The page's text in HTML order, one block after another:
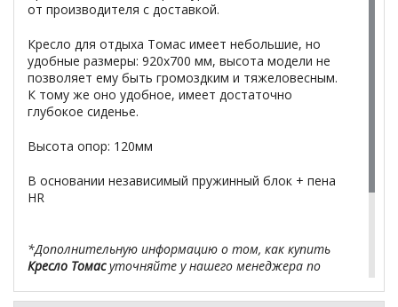
от производителя с доставкой.
Кресло для отдыха Томас имеет небольшие, но
удобные размеры: 920х700 мм, высота модели не
позволяет ему быть громоздким и тяжеловесным.
К тому же оно удобное, имеет достаточно
глубокое сиденье.
Высота опор: 120мм
В основании независимый пружинный блок + пена
HR
*Дополнительную информацию о том, как купить
Кресло Томасуточняйте у нашего менеджера по